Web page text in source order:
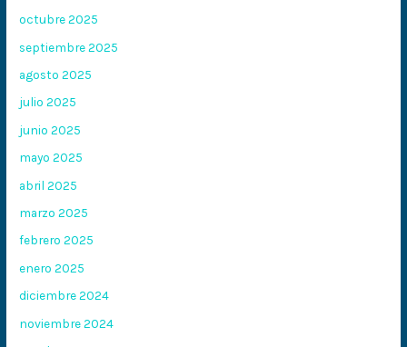
octubre 2025
septiembre 2025
agosto 2025
julio 2025
junio 2025
mayo 2025
abril 2025
marzo 2025
febrero 2025
enero 2025
diciembre 2024
noviembre 2024